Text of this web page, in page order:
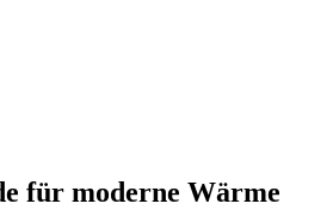
für moderne Wärme